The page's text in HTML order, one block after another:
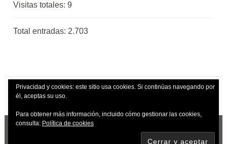
Visitas totales:9
Total entradas: 2.703
Privacidad y cookies: este sitio usa cookies. Si continúas navegando por
él, aceptas su uso.
Para obtener más información, incluido cómo gestionar las cookies,
consulta: Política de cookies
| TEMA: DARA